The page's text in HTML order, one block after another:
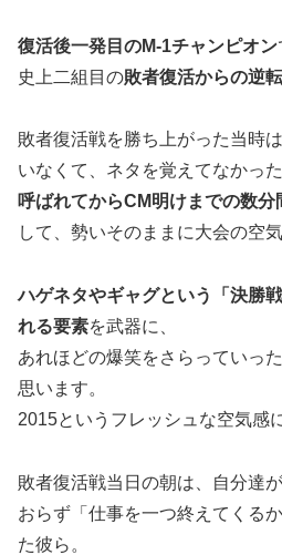
復活後一発目のM-1チャンピオン
史上二組目の敗者復活からの逆
敗者復活戦を勝ち上がった当時
いなくて、ネタを覚えてなかっ
呼ばれてからCM明けまでの数
して、勢いそのままに大会の空
ハゲネタやギャグという「決勝
れる要素を武器に、
あれほどの爆笑をさらっていっ
思います。
2015というフレッシュな空気感
敗者復活戦当日の朝は、自分達
おらず「仕事を一つ終えてくる
た彼ら。